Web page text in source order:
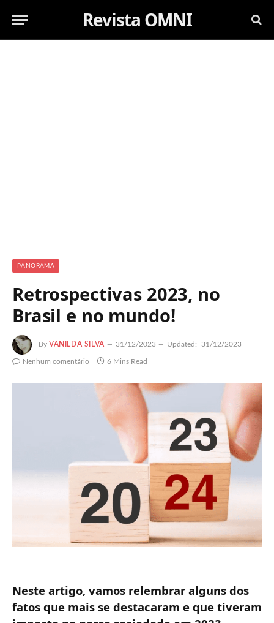
Revista OMNI
PANORAMA
Retrospectivas 2023, no
Brasil e no mundo!
By VANILDA SILVA 31/12/2023 Updated: 31/12/2023
Nenhum comentário 6 Mins Read
Neste artigo, vamos relembrar alguns dos
fatos que mais se destacaram e que tiveram